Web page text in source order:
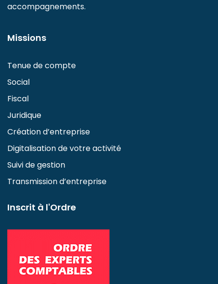
accompagnements.
Missions
Tenue de compte
Social
Fiscal
Juridique
Création d’entreprise
Digitalisation de votre activité
Suivi de gestion
Transmission d’entreprise
Inscrit à l'Ordre